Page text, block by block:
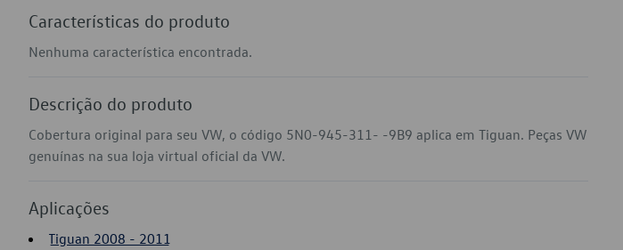
Características do produto
Nenhuma característica encontrada.
Descrição do produto
Cobertura original para seu VW, o código 5N0-945-311- -9B9 aplica em Tiguan. Peças VW
genuínas na sua loja virtual oficial da VW.
Aplicações
Tiguan 2008 - 2011